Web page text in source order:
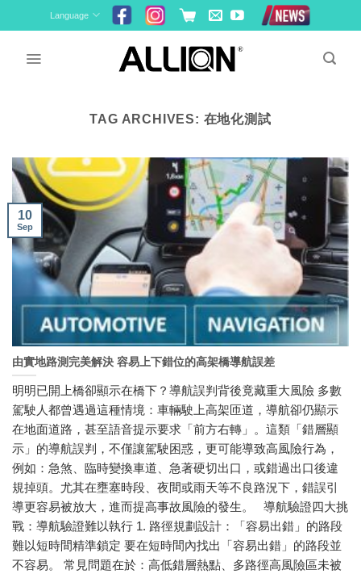
to
Language
TAG ARCHIVES: 在地化測試
由實地路測完美解決 容易上下錯位的高架橋導航誤差
明明已開上橋卻顯示在橋下？導航誤判背後竟藏重大風險 多數
駕駛人都曾遇過這種情境：車輛駛上高架匝道，導航卻仍顯示
在地面道路，甚至語音提示要求「前方右轉」。這類「錯層顯
示」的導航誤判，不僅讓駕駛困惑，更可能導致高風險行為，
例如：急煞、臨時變換車道、急著硬切出口，或錯過出口後違
規掉頭。尤其在壅塞時段、夜間或雨天等不良路況下，錯誤引
導更容易被放大，進而提高事故風險的發生。 導航驗證四大挑
戰：導航驗證難以執行 1. 路徑規劃設計：「容易出錯」的路段
難以短時間精準鎖定 要在短時間內找出「容易出錯」的路段並
不容易。 常見問題在於：高低錯層熱點、多路徑高風險區未被
10
Sep